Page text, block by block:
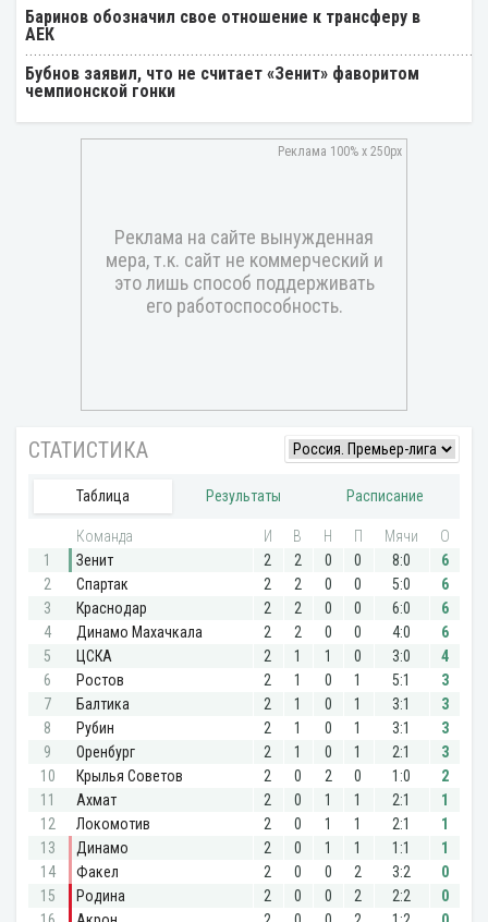
Баринов обозначил свое отношение к трансферу в
АЕК
Бубнов заявил, что не считает «Зенит» фаворитом
чемпионской гонки